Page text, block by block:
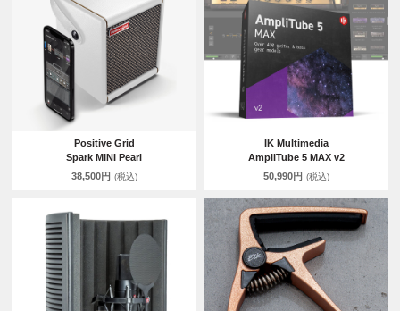
Positive Grid
Spark MINI Pearl
38,500円 (税込)
IK Multimedia
AmpliTube 5 MAX v2
50,990円 (税込)